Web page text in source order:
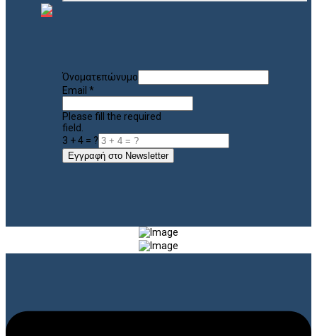
Όνοματεπώνυμο
Email *
Please fill the required
field.
3 + 4 = ?
Εγγραφή στο Newsletter